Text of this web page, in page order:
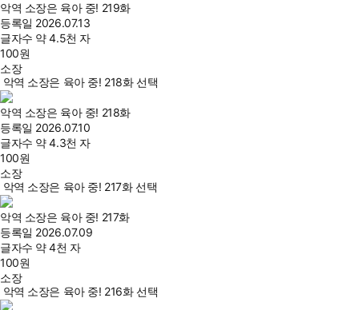
악역 소장은 육아 중! 219화
등록일 2026.07.13
글자수 약 4.5천 자
100원
소장
악역 소장은 육아 중! 218화 선택
악역 소장은 육아 중! 218화
등록일 2026.07.10
글자수 약 4.3천 자
100원
소장
악역 소장은 육아 중! 217화 선택
악역 소장은 육아 중! 217화
등록일 2026.07.09
글자수 약 4천 자
100원
소장
악역 소장은 육아 중! 216화 선택